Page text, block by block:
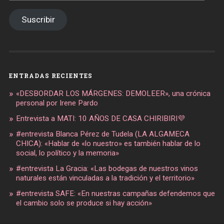
Suscribir
ENTRADAS RECIENTES
«DESBORDAR LOS MÁRGENES: DEMOLEER», una crónica
personal por Irene Pardo
Entrevista a MATI: 10 AÑOS DE CASA CHIRIBIRI💜
#entrevista Blanca Pérez de Tudela (LA ALGAMECA
CHICA): «Hablar de «lo nuestro» es también hablar de lo
social, lo político y la memoria»
#entrevista La Gracia: «Las bodegas de nuestros vinos
naturales están vinculadas a la tradición y el territorio»
#entrevista SAFE: «En nuestras campañas defendemos que
el cambio solo se produce si hay acción»